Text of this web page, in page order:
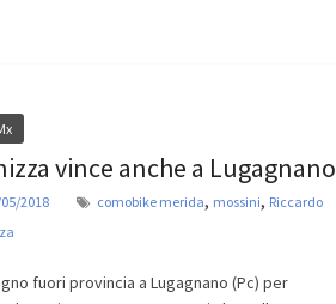
vince anche a Lugagnano
2018 comobike merida, mossini, Riccardo
fuori provincia a Lugagnano (Pc) per